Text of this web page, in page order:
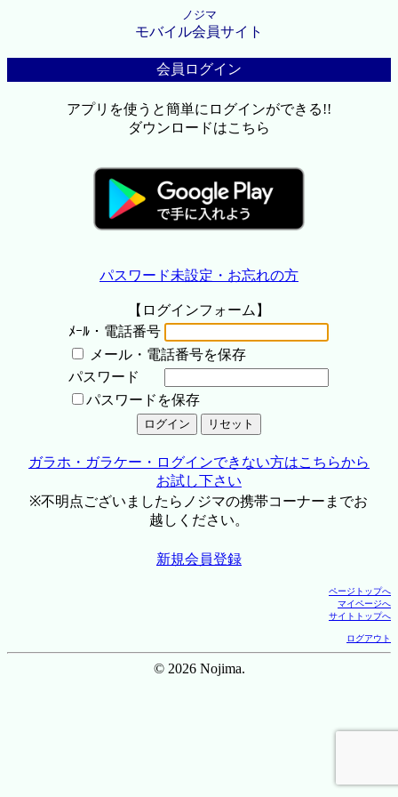
ノジマ
モバイル会員サイト
会員ログイン
アプリを使うと簡単にログインができる!!
ダウンロードはこちら
パスワード未設定・お忘れの方
【ログインフォーム】
ﾒｰﾙ・電話番号
メール・電話番号を保存
パスワード
パスワードを保存
ガラホ・ガラケー・ログインできない方はこちらから
お試し下さい
※不明点ございましたらノジマの携帯コーナーまでお
越しください。
新規会員登録
ページトップへ
マイページへ
サイトトップへ
ログアウト
© 2026 Nojima.